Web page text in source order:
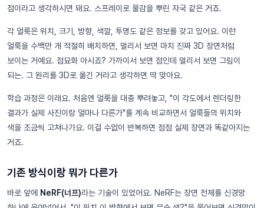
점이라고 생각하시면 돼요. 스프레이로 물감을 뿌린 자국 같은 거죠.
각 얼룩은 위치, 크기, 방향, 색깔, 투명도 같은 정보를 갖고 있어요. 이런
얼룩을 수백만 개 적절히 배치하면, 멀리서 보면 마치 진짜 3D 장면처럼
보이는 거예요. 점묘화 아시죠? 가까이서 보면 점인데 멀리서 보면 그림이
되는. 그 원리를 3D로 옮긴 거라고 생각하면 딱 맞아요.
학습 과정은 이래요. 처음엔 얼룩을 대충 뿌려놓고, "이 각도에서 렌더링한
결과가 실제 사진이랑 얼마나 다른가"를 계속 비교하면서 얼룩들의 위치와
색을 조금씩 고쳐나가요. 이걸 수없이 반복하면 점점 실제 장면과 똑같아지는
거죠.
기존 방식이랑 뭐가 다른가
바로 앞에 NeRF(너프)라는 기술이 있었어요. NeRF는 장면 전체를 신경망